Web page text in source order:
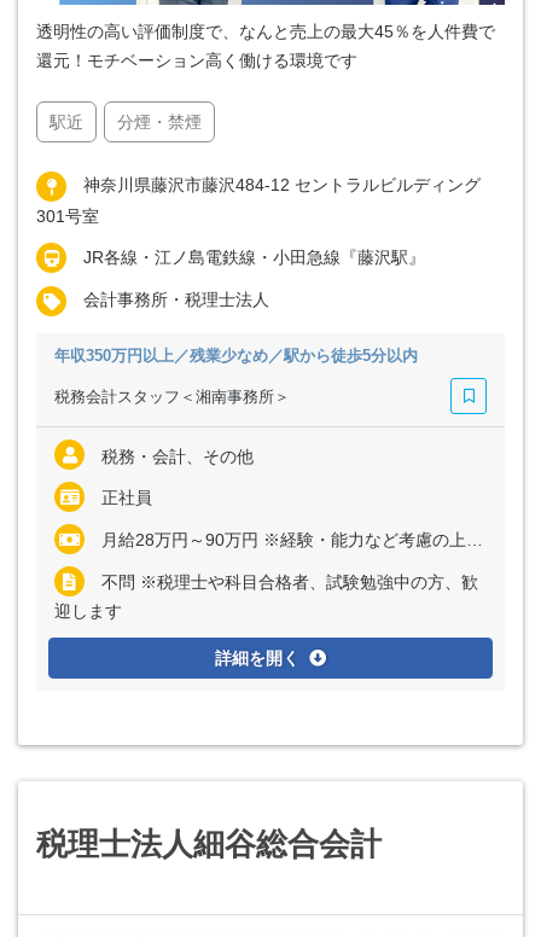
透明性の高い評価制度で、なんと売上の最大45％を人件費で
還元！モチベーション高く働ける環境です
駅近 分煙・禁煙
神奈川県藤沢市藤沢484-12 セントラルビルディング
301号室
JR各線・江ノ島電鉄線・小田急線『藤沢駅』
会計事務所・税理士法人
年収350万円以上／残業少なめ／駅から徒歩5分以内
税務会計スタッフ＜湘南事務所＞
税務・会計、その他
正社員
月給28万円～90万円 ※経験・能力など考慮の上、決定いたします ※上記に固定残業代（月32時間分＝5万6000円～17万6000円）を含む ※超過分は別途全額支給
不問 ※税理士や科目合格者、試験勉強中の方、歓
迎します
詳細を開く
税理士法人細谷総合会計